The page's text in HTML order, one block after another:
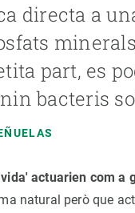
directa a
part, es
bacteris
actuarien com a
natural però que